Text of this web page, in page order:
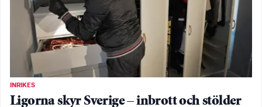
INRIKES
Ligorna skyr Sverige – inbrott och stölder